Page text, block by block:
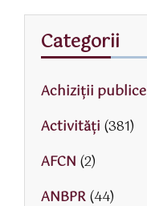
Categorii
Achiziții publice
Activităţi (381)
AFCN (2)
ANBPR(44)